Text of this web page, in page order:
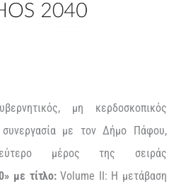
μη κερδοσκοπικός
με τον Δήμο Πάφου,
μέρος της σειράς
με τίτλο:Volume II: Η μετάβαση